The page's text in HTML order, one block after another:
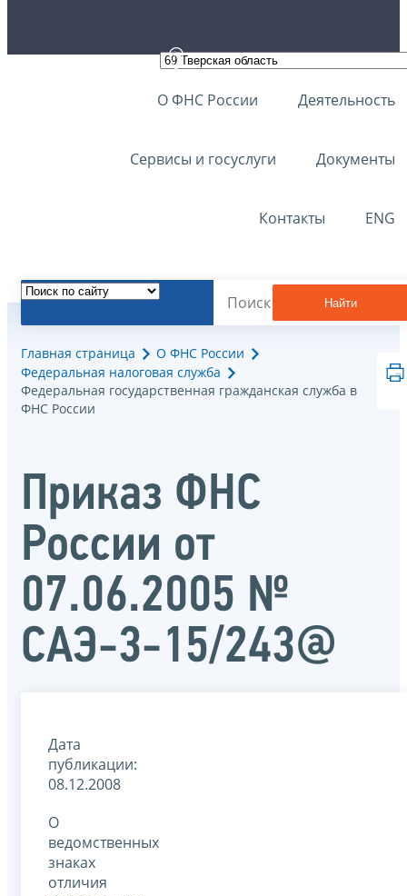
О ФНС России Деятельность
Сервисы и госуслуги Документы
Контакты ENG
Найти
Главная страница
О ФНС России
Федеральная налоговая служба
Федеральная государственная гражданская служба в
ФНС России
Приказ ФНС
России от
07.06.2005 №
САЭ-3-15/243@
Дата
публикации:
08.12.2008
О
ведомственных
знаках
отличия